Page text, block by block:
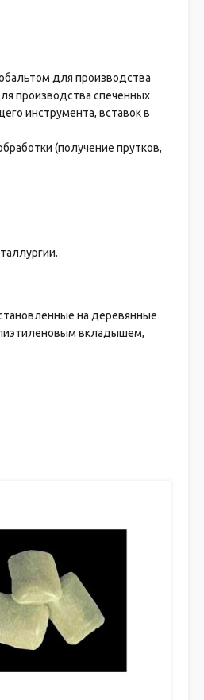
для производства
производства спеченных
инструмента, вставок в
(получение прутков,
на деревянные
вкладышем,